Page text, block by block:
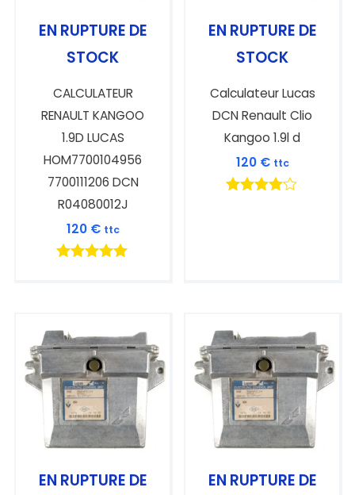
EN RUPTURE DE
STOCK
CALCULATEUR
RENAULT KANGOO
1.9D LUCAS
HOM7700104956
7700111206 DCN
R04080012J
120 € ttc
EN RUPTURE DE
STOCK
Calculateur Lucas
DCN Renault Clio
Kangoo 1.9l d
120 € ttc
EN RUPTURE DE
EN RUPTURE DE